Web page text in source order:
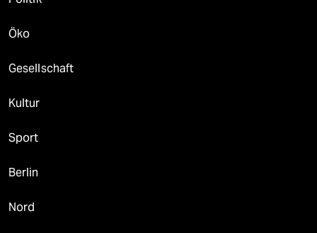
Öko
Gesellschaft
Kultur
Sport
Berlin
Nord